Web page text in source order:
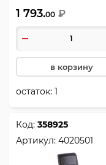
цвет синий, Economy,
Attache, 1039677
1 793.00 ₽
в корзину
остаток:1
Код:358925
Артикул:4020501